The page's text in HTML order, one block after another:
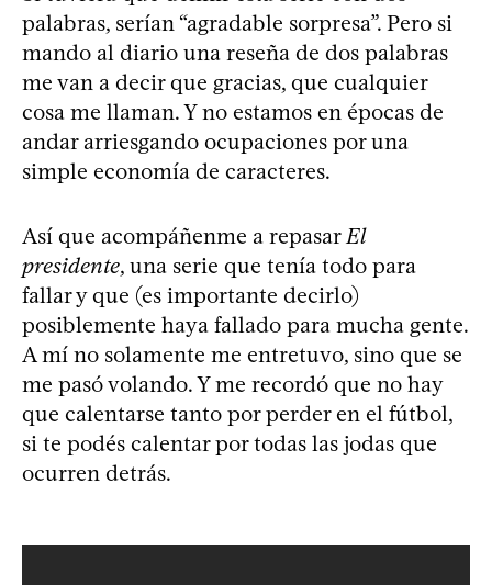
palabras, serían “agradable sorpresa”. Pero si
mando al diario una reseña de dos palabras
me van a decir que gracias, que cualquier
cosa me llaman. Y no estamos en épocas de
andar arriesgando ocupaciones por una
simple economía de caracteres.
Así que acompáñenme a repasarEl
presidente, una serie que tenía todo para
fallar y que (es importante decirlo)
posiblemente haya fallado para mucha gente.
A mí no solamente me entretuvo, sino que se
me pasó volando. Y me recordó que no hay
que calentarse tanto por perder en el fútbol,
si te podés calentar por todas las jodas que
ocurren detrás.